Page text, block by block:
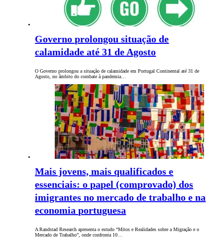
Governo prolongou situação de
calamidade até 31 de Agosto
O Governo prolongou a situação de calamidade em Portugal Continental até 31 de
Agosto, no âmbito do combate à pandemia…
Mais jovens, mais qualificados e
essenciais: o papel (comprovado) dos
imigrantes no mercado de trabalho e na
economia portuguesa
A Randstad Research apresenta o estudo “Mitos e Realidades sobre a Migração e o
Mercado de Trabalho”, onde confronta 10…